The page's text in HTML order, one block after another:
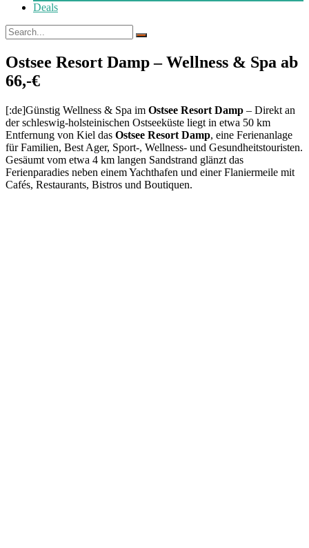
Deals
Ostsee Resort Damp – Wellness & Spa ab
66,-€
[:de]Günstig Wellness & Spa im Ostsee Resort Damp – Direkt an
der schleswig-holsteinischen Ostseeküste liegt in etwa 50 km
Entfernung von Kiel das Ostsee Resort Damp, eine Ferienanlage
für Familien, Best Ager, Sport-, Wellness- und Gesundheitstouristen.
Gesäumt vom etwa 4 km langen Sandstrand glänzt das
Ferienparadies neben einem Yachthafen und einer Flaniermeile mit
Cafés, Restaurants, Bistros und Boutiquen.